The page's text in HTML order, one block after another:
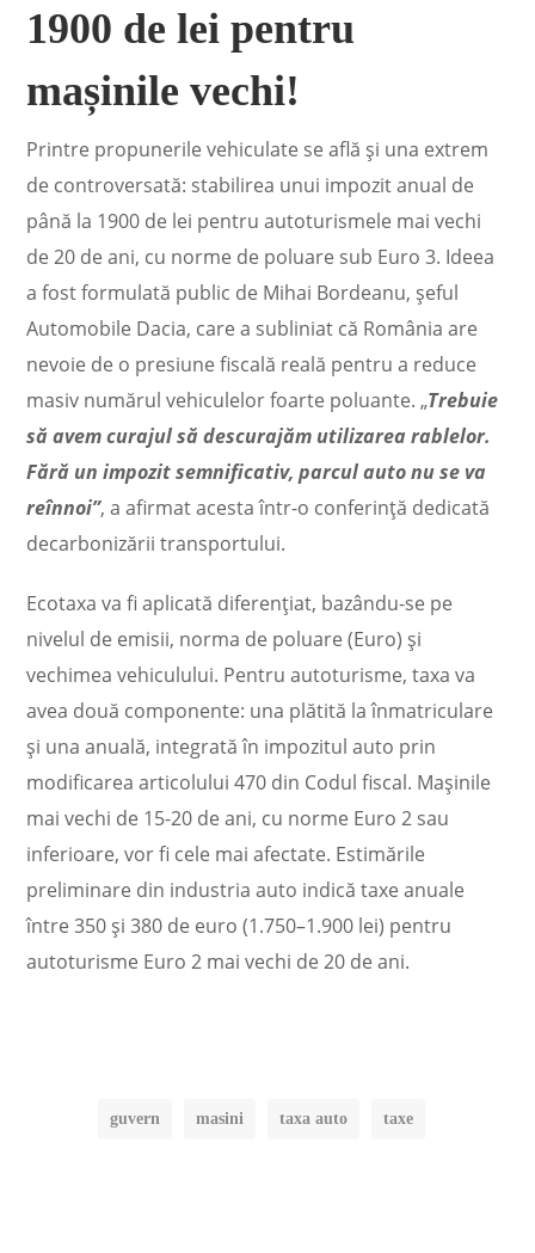
1900 de lei pentru
mașinile vechi!
Printre propunerile vehiculate se află și una extrem
de controversată: stabilirea unui impozit anual de
până la 1900 de lei pentru autoturismele mai vechi
de 20 de ani, cu norme de poluare sub Euro 3. Ideea
a fost formulată public de Mihai Bordeanu, șeful
Automobile Dacia, care a subliniat că România are
nevoie de o presiune fiscală reală pentru a reduce
masiv numărul vehiculelor foarte poluante. „Trebuie
să avem curajul să descurajăm utilizarea rablelor.
Fără un impozit semnificativ, parcul auto nu se va
reînnoi”, a afirmat acesta într-o conferință dedicată
decarbonizării transportului.
Ecotaxa va fi aplicată diferențiat, bazându-se pe
nivelul de emisii, norma de poluare (Euro) și
vechimea vehiculului. Pentru autoturisme, taxa va
avea două componente: una plătită la înmatriculare
și una anuală, integrată în impozitul auto prin
modificarea articolului 470 din Codul fiscal. Mașinile
mai vechi de 15-20 de ani, cu norme Euro 2 sau
inferioare, vor fi cele mai afectate. Estimările
preliminare din industria auto indică taxe anuale
între 350 și 380 de euro (1.750–1.900 lei) pentru
autoturisme Euro 2 mai vechi de 20 de ani.
guvern masini taxa auto taxe